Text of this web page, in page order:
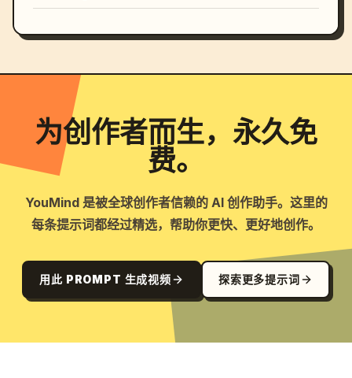
为创作者而生，永久免
费。
YouMind 是被全球创作者信赖的 AI 创作助手。这里的
每条提示词都经过精选，帮助你更快、更好地创作。
用此 PROMPT 生成视频 探索更多提示词